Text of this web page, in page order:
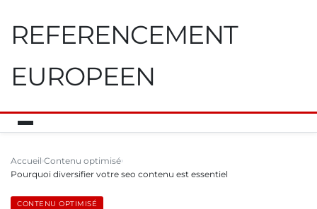
REFERENCEMENT
EUROPEEN
Accueil Contenu optimisé
Pourquoi diversifier votre seo contenu est essentiel
CONTENU OPTIMISÉ